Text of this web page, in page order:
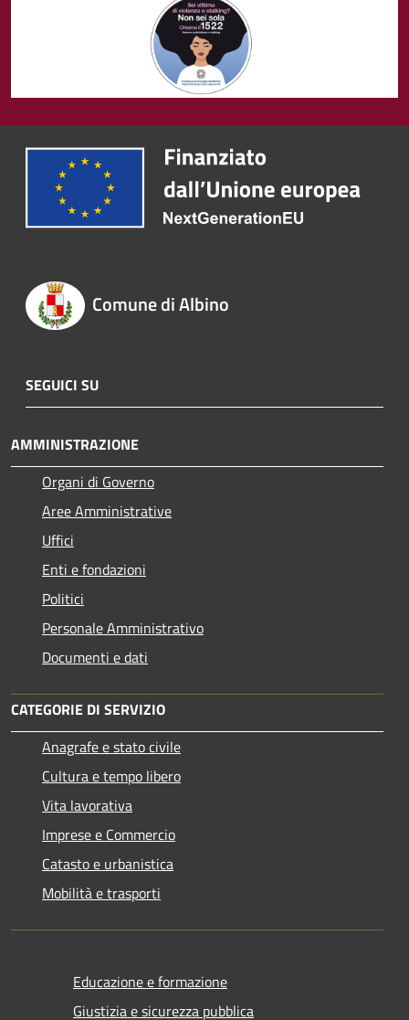
Comune di Albino
SEGUICI SU
AMMINISTRAZIONE
Organi di Governo
Aree Amministrative
Uffici
Enti e fondazioni
Politici
Personale Amministrativo
Documenti e dati
CATEGORIE DI SERVIZIO
Anagrafe e stato civile
Cultura e tempo libero
Vita lavorativa
Imprese e Commercio
Catasto e urbanistica
Mobilità e trasporti
Educazione e formazione
Giustizia e sicurezza pubblica